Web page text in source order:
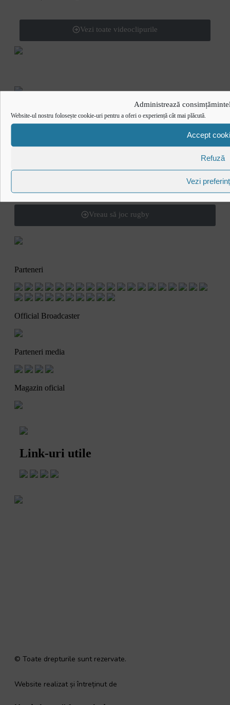
Administrează
Website-ul nostru folosește cookie-uri pentru a oferi o experiență cât mai plăcută.
Accept
Refuză
Vezi
Vezi toate videoclipurile
Urmărește-ne în social media
@rugbyromania
Vreau să joc rugby
Parteneri
Official Broadcaster
Parteneri media
Magazin oficial
Link-uri utile
© Toate drepturile sunt rezervate.
Website realizat și întreținut de